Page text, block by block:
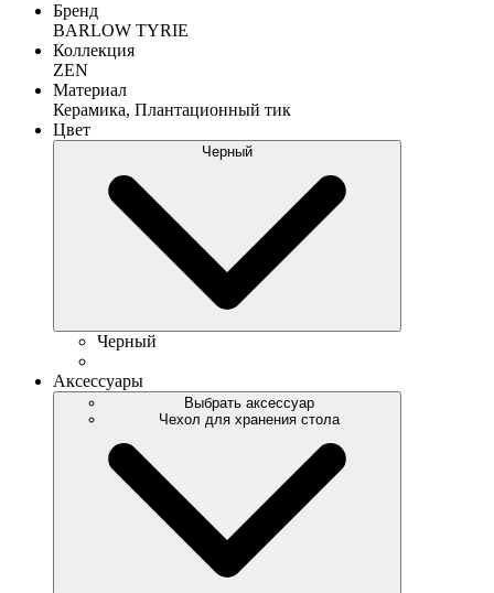
Бренд
BARLOW TYRIE
Коллекция
ZEN
Материал
Керамика, Плантационный тик
Цвет
Черный
Черный
Аксессуары
Выбрать аксессуар
Чехол для хранения стола